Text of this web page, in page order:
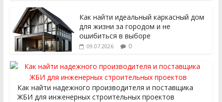
Как найти идеальный каркасный дом
для жизни за городом и не
ошибиться в выборе
09.07.2026 0
Как найти надежного производителя и поставщика
ЖБИ для инженерных строительных проектов